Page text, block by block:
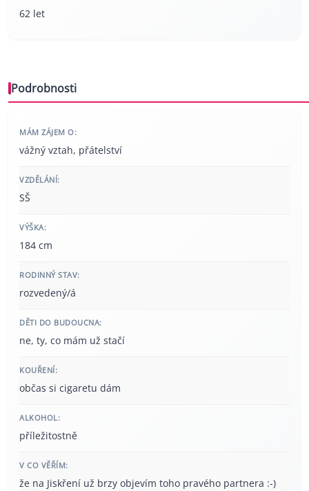
62 let
Podrobnosti
MÁM ZÁJEM O:
vážný vztah, přátelství
VZDĚLÁNÍ:
SŠ
VÝŠKA:
184 cm
RODINNÝ STAV:
rozvedený/á
DĚTI DO BUDOUCNA:
ne, ty, co mám už stačí
KOUŘENÍ:
občas si cigaretu dám
ALKOHOL:
příležitostně
V CO VĚŘÍM:
že na Jiskření už brzy objevím toho pravého partnera :-)